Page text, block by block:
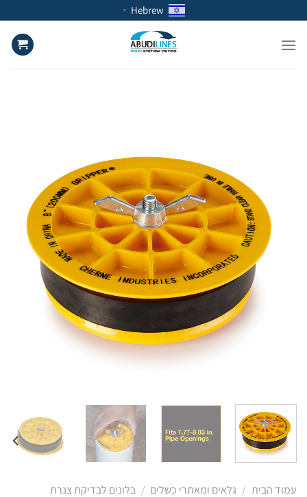
to
content
Hebrew
▼
עמוד הבית / גלאים ומאתרי כשלים / בלונים לבדיקת צנרת